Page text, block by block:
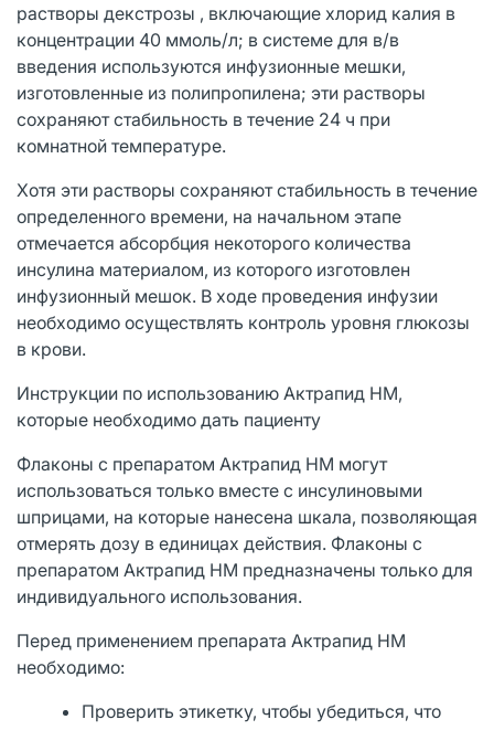
растворы декстрозы , включающие хлорид калия в
концентрации 40 ммоль/л; в системе для в/в
введения используются инфузионные мешки,
изготовленные из полипропилена; эти растворы
сохраняют стабильность в течение 24 ч при
комнатной температуре.
Хотя эти растворы сохраняют стабильность в течение
определенного времени, на начальном этапе
отмечается абсорбция некоторого количества
инсулина материалом, из которого изготовлен
инфузионный мешок. В ходе проведения инфузии
необходимо осуществлять контроль уровня глюкозы
в крови.
Инструкции по использованию Актрапид НМ,
которые необходимо дать пациенту
Флаконы с препаратом Актрапид НМ могут
использоваться только вместе с инсулиновыми
шприцами, на которые нанесена шкала, позволяющая
отмерять дозу в единицах действия. Флаконы с
препаратом Актрапид НМ предназначены только для
индивидуального использования.
Перед применением препарата Актрапид НМ
необходимо:
Проверить этикетку, чтобы убедиться, что